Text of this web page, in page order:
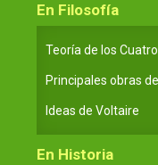
En Filosofía
Teoría de los
Principales obras
Ideas de Voltaire
En Historia